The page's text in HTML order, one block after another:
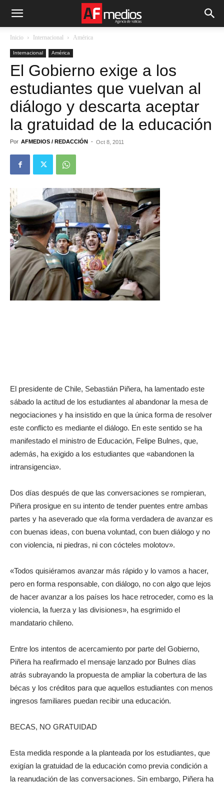
Inicio Internacional América
Internacional América
El Gobierno exige a los
estudiantes que vuelvan al
diálogo y descarta aceptar
la gratuidad de la educación
Por AFMEDIOS / REDACCIÓN - Oct 8, 2011
El presidente de Chile, Sebastián Piñera, ha lamentado este
sábado la actitud de los estudiantes al abandonar la mesa de
negociaciones y ha insistido en que la única forma de resolver
este conflicto es mediante el diálogo. En este sentido se ha
manifestado el ministro de Educación, Felipe Bulnes, que,
además, ha exigido a los estudiantes que «abandonen la
intransigencia».
Dos días después de que las conversaciones se rompieran,
Piñera prosigue en su intento de tender puentes entre ambas
partes y ha aseverado que «la forma verdadera de avanzar es
con buenas ideas, con buena voluntad, con buen diálogo y no
con violencia, ni piedras, ni con cócteles molotov».
«Todos quisiéramos avanzar más rápido y lo vamos a hacer,
pero en forma responsable, con diálogo, no con algo que lejos
de hacer avanzar a los países los hace retroceder, como es la
violencia, la fuerza y las divisiones», ha esgrimido el
mandatario chileno.
Entre los intentos de acercamiento por parte del Gobierno,
Piñera ha reafirmado el mensaje lanzado por Bulnes días
atrás subrayando la propuesta de ampliar la cobertura de las
bécas y los créditos para que aquellos estudiantes con menos
ingresos familiares puedan recibir una educación.
BECAS, NO GRATUIDAD
Esta medida responde a la planteada por los estudiantes, que
exigían la gratuidad de la educación como previa condición a
la reanudación de las conversaciones. Sin embargo, Piñera ha